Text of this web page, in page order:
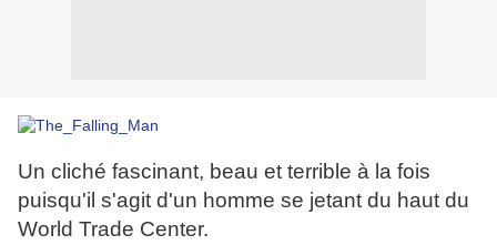
Un cliché fascinant, beau et terrible à la fois
puisqu'il s'agit d'un homme se jetant du haut du
World Trade Center.